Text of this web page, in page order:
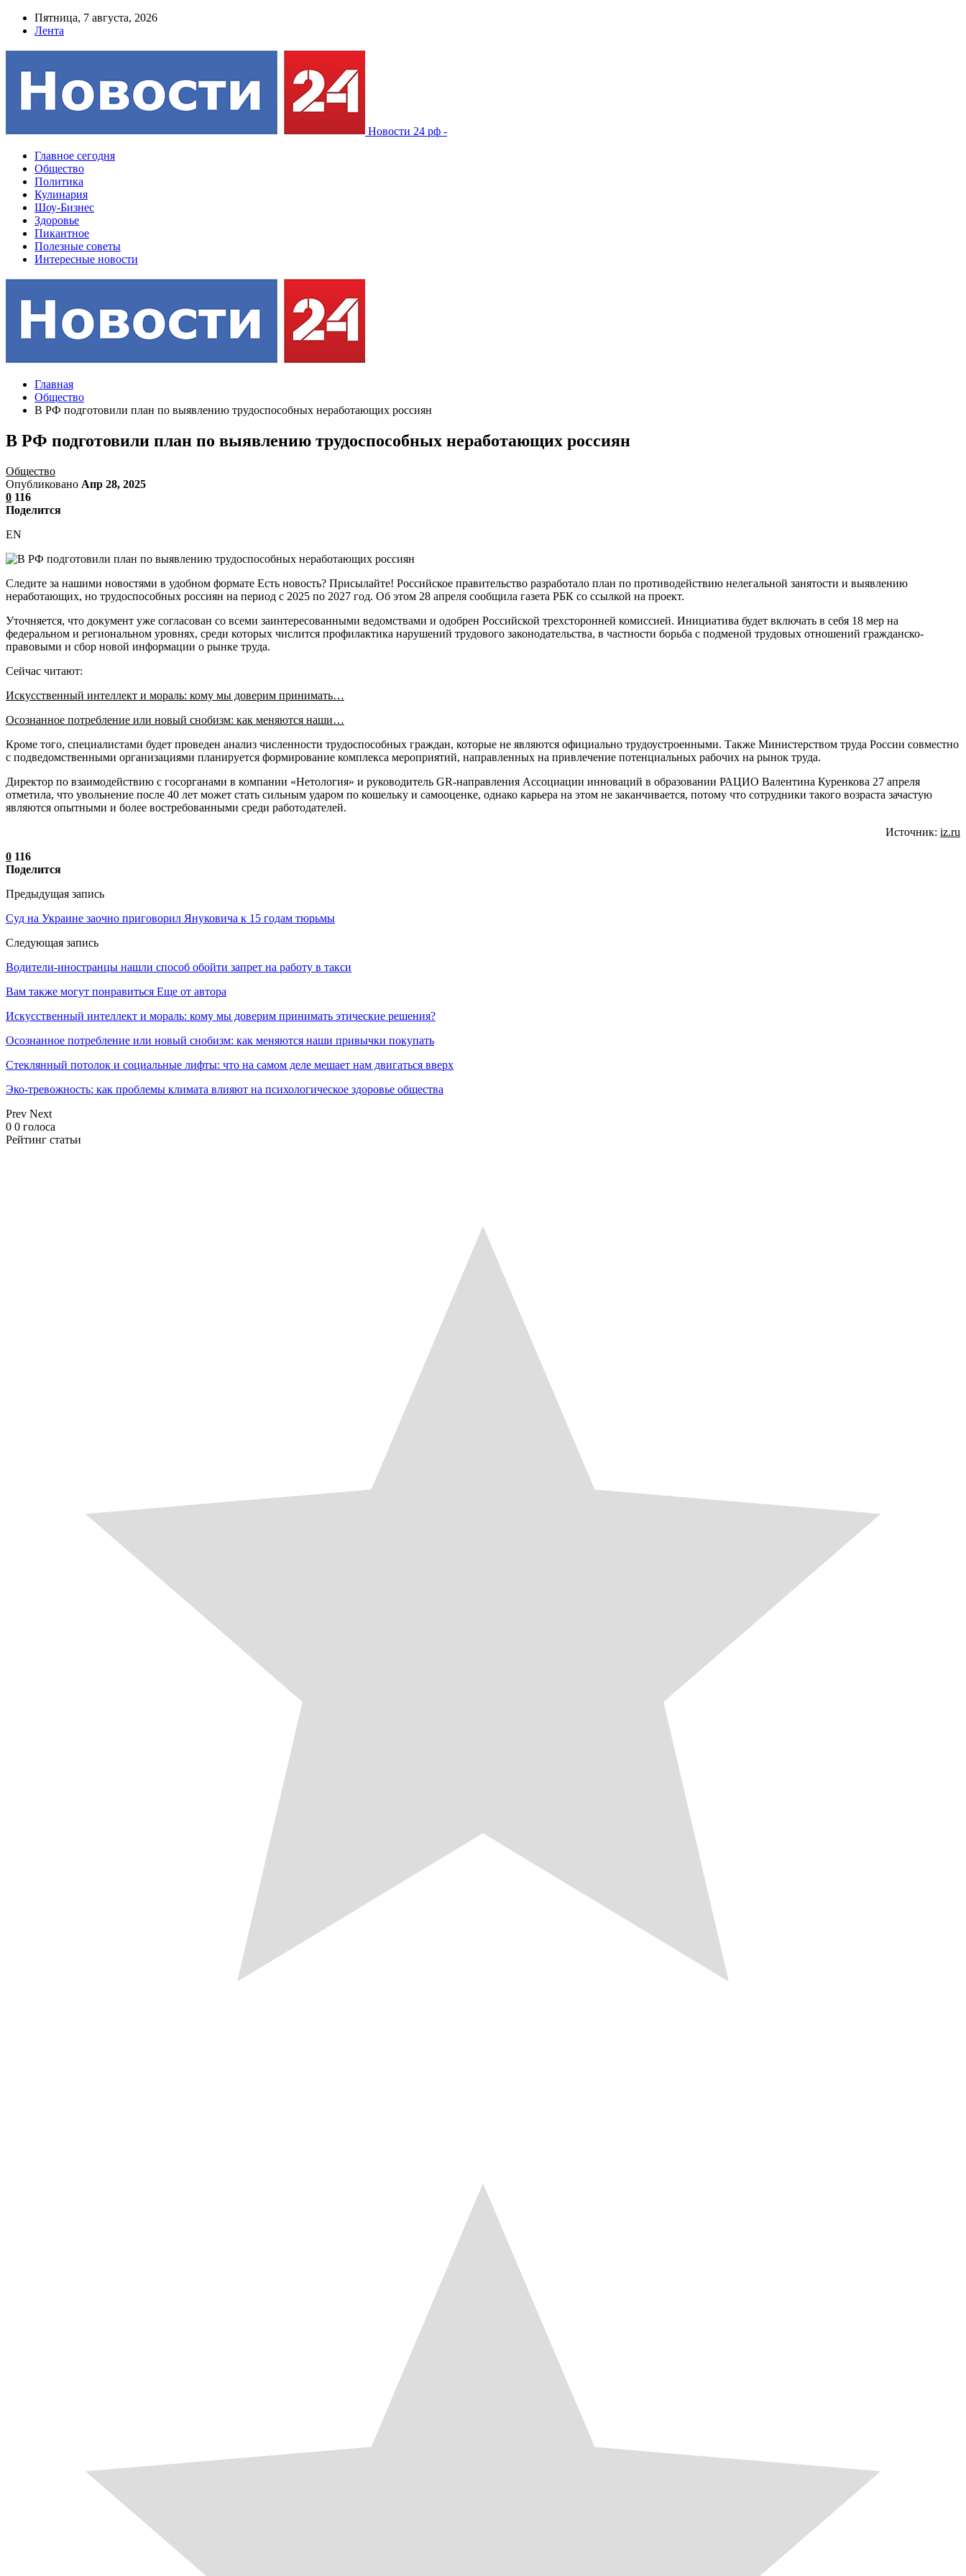
Пятница, 7 августа, 2026
Лента
Новости 24 рф -
Главное сегодня
Общество
Политика
Кулинария
Шоу-Бизнес
Здоровье
Пикантное
Полезные советы
Интересные новости
Главная
Общество
В РФ подготовили план по выявлению трудоспособных неработающих россиян
В РФ подготовили план по выявлению трудоспособных неработающих россиян
Общество
Опубликовано Апр 28, 2025
0 116
Поделится
EN
Следите за нашими новостями в удобном формате Есть новость? Присылайте! Российское правительство разработало план по противодействию нелегальной занятости и выявлению
неработающих, но трудоспособных россиян на период с 2025 по 2027 год. Об этом 28 апреля сообщила газета РБК со ссылкой на проект.
Уточняется, что документ уже согласован со всеми заинтересованными ведомствами и одобрен Российской трехсторонней комиссией. Инициатива будет включать в себя 18 мер на
федеральном и региональном уровнях, среди которых числится профилактика нарушений трудового законодательства, в частности борьба с подменой трудовых отношений гражданско-
правовыми и сбор новой информации о рынке труда.
Сейчас читают:
Искусственный интеллект и мораль: кому мы доверим принимать…
Осознанное потребление или новый снобизм: как меняются наши…
Кроме того, специалистами будет проведен анализ численности трудоспособных граждан, которые не являются официально трудоустроенными. Также Министерством труда России совместно
с подведомственными организациями планируется формирование комплекса мероприятий, направленных на привлечение потенциальных рабочих на рынок труда.
Директор по взаимодействию с госорганами в компании «Нетология» и руководитель GR-направления Ассоциации инноваций в образовании РАЦИО Валентина Куренкова 27 апреля
отметила, что увольнение после 40 лет может стать сильным ударом по кошельку и самооценке, однако карьера на этом не заканчивается, потому что сотрудники такого возраста зачастую
являются опытными и более востребованными среди работодателей.
Источник: iz.ru
0 116
Поделится
Предыдущая запись
Суд на Украине заочно приговорил Януковича к 15 годам тюрьмы
Следующая запись
Водители-иностранцы нашли способ обойти запрет на работу в такси
Вам также могут понравиться Еще от автора
Искусственный интеллект и мораль: кому мы доверим принимать этические решения?
Осознанное потребление или новый снобизм: как меняются наши привычки покупать
Стеклянный потолок и социальные лифты: что на самом деле мешает нам двигаться вверх
Эко-тревожность: как проблемы климата влияют на психологическое здоровье общества
Prev Next
0 0 голоса
Рейтинг статьи